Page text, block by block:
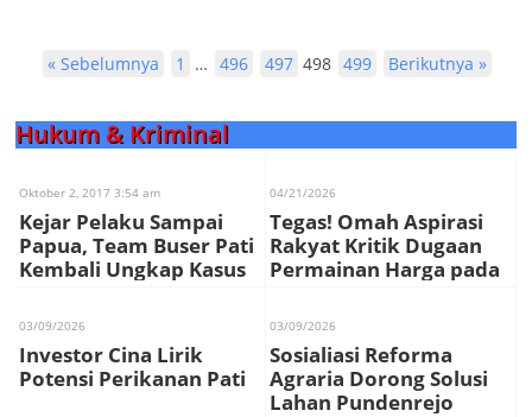
« Sebelumnya 1 … 496 497 498 499 Berikutnya »
Hukum & Kriminal
Oktober 2, 2017 3:54 am
Kejar Pelaku Sampai
Papua, Team Buser Pati
Kembali Ungkap Kasus
Candi 2017
04/21/2026
Tegas! Omah Aspirasi
Rakyat Kritik Dugaan
Permainan Harga pada
SPPG, Diduga Ada
Oknum Orang Dalam
03/09/2026
Investor Cina Lirik
Potensi Perikanan Pati
03/09/2026
Sosialiasi Reforma
Agraria Dorong Solusi
Lahan Pundenrejo